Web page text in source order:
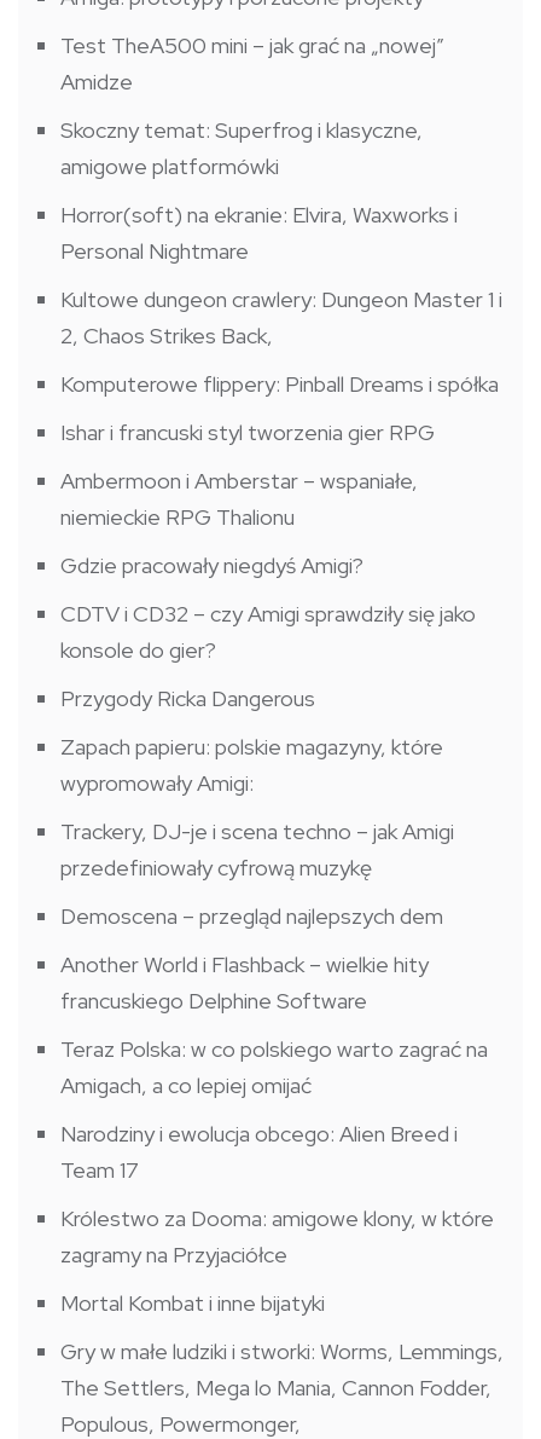
Test TheA500 mini – jak grać na „nowej”
Amidze
Skoczny temat: Superfrog i klasyczne,
amigowe platformówki
Horror(soft) na ekranie: Elvira, Waxworks i
Personal Nightmare
Kultowe dungeon crawlery: Dungeon Master 1 i
2, Chaos Strikes Back,
Komputerowe flippery: Pinball Dreams i spółka
Ishar i francuski styl tworzenia gier RPG
Ambermoon i Amberstar – wspaniałe,
niemieckie RPG Thalionu
Gdzie pracowały niegdyś Amigi?
CDTV i CD32 – czy Amigi sprawdziły się jako
konsole do gier?
Przygody Ricka Dangerous
Zapach papieru: polskie magazyny, które
wypromowały Amigi:
Trackery, DJ-je i scena techno – jak Amigi
przedefiniowały cyfrową muzykę
Demoscena – przegląd najlepszych dem
Another World i Flashback – wielkie hity
francuskiego Delphine Software
Teraz Polska: w co polskiego warto zagrać na
Amigach, a co lepiej omijać
Narodziny i ewolucja obcego: Alien Breed i
Team 17
Królestwo za Dooma: amigowe klony, w które
zagramy na Przyjaciółce
Mortal Kombat i inne bijatyki
Gry w małe ludziki i stworki: Worms, Lemmings,
The Settlers, Mega lo Mania, Cannon Fodder,
Populous, Powermonger,